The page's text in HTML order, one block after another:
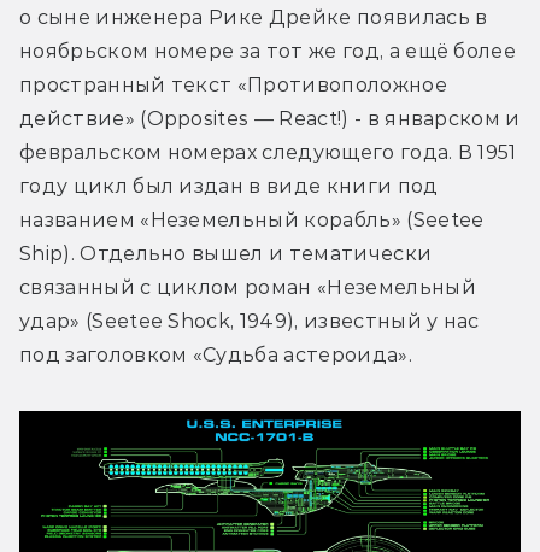
о сыне инженера Рике Дрейке появилась в
ноябрьском номере за тот же год, а ещё более
пространный текст «Противоположное
действие» (Opposites — React!) - в январском и
февральском номерах следующего года. В 1951
году цикл был издан в виде книги под
названием «Неземельный корабль» (Seetee
Ship). Отдельно вышел и тематически
связанный с циклом роман «Неземельный
удар» (Seetee Shock, 1949), известный у нас
под заголовком «Судьба астероида».